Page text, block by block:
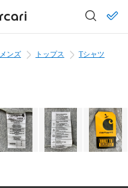
メンズ トップス Tシャツ